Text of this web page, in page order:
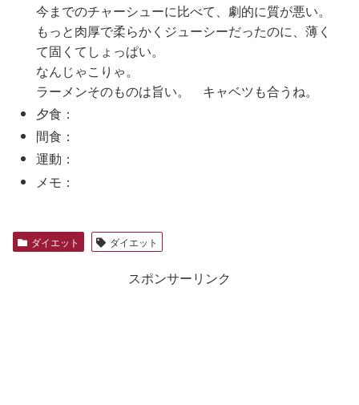
今までのチャーシューに比べて、劇的に質が悪い。
もっと肉厚で柔らかくジューシーだったのに、薄く
て固くてしょっぱい。
なんじゃこりゃ。
ラーメンそのものは旨い。 キャベツも合うね。
夕食：
間食：
運動：
メモ：
ダイエット ダイエット
スポンサーリンク